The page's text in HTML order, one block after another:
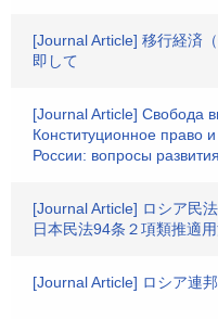
[Journal Article] 移行経済
即して
[Journal Article] Свобода
Конституционное право
России: вопросы развития
[Journal Article] ロシア民
日本民法94条２項類推適
[Journal Article] ロシア連